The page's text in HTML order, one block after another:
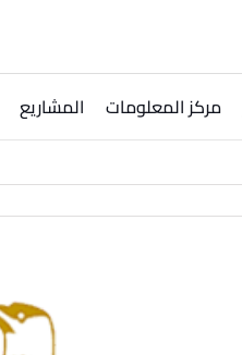
مركز المعلومات المشاريع